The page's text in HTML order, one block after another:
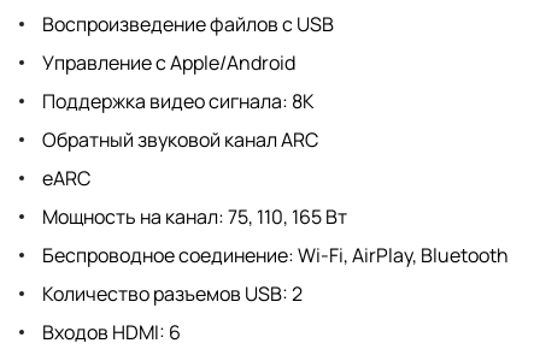
Воспроизведение файлов c USB
Управление с Apple/Android
Поддержка видео сигнала: 8K
Обратный звуковой канал ARC
eARC
Мощность на канал: 75, 110, 165 Вт
Беспроводное соединение: Wi-Fi, AirPlay, Bluetooth
Количество разъемов USB: 2
Входов HDMI: 6